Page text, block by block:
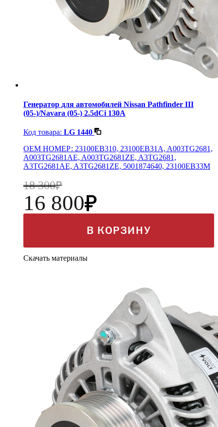
Генератор для автомобилей Nissan Pathfinder III
(05-)/Navara (05-) 2.5dCi 130A
Код товара: LG 1440
OEM НОМЕР: 23100EB310, 23100EB31A, A003TG2681,
A003TG2681AE, A003TG2681ZE, A3TG2681,
A3TG2681AE, A3TG2681ZE, 5001874640, 23100EB33M
18 300
16 800
В КОРЗИНУ
Скачать материалы